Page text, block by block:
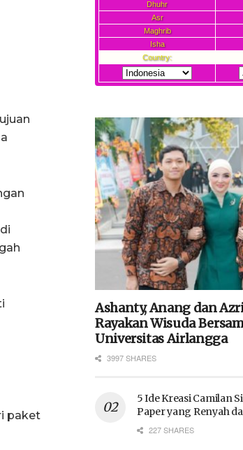
paket
Ashanty, Anang dan
Rayakan Wisuda
Universitas Airlangga
3997 SHARES
5 Ide Kreasi Camilan
Paper yang Renyah
227 SHARES